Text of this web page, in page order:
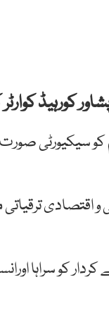
کورہیڈ
سیکیورٹی صورت
اقتصادی
کو سراہا